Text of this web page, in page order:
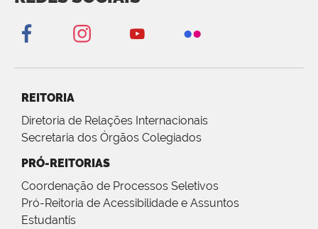
REITORIA
Diretoria de Relações Internacionais
Secretaria dos Órgãos Colegiados
PRÓ-REITORIAS
Coordenação de Processos Seletivos
Pró-Reitoria de Acessibilidade e Assuntos
Estudantis